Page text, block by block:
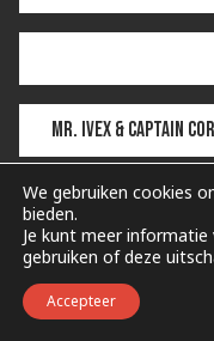
Mr. Ivex & Captain Core
We gebruiken cookies
bieden.
Je kunt meer
gebruiken of deze
Accepteer